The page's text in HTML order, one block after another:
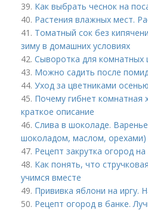
39. Как выбрать чеснок на
40. Растения влажных мест.
41. Томатный сок без
зиму в домашних условиях
42. Сыворотка для комнатных
43. Можно садить после
44. Уход за цветниками
45. Почему гибнет комнатная
краткое описание
46. Слива в шоколаде.
шоколадом, маслом, орехами)
47. Рецепт закрутка огород
48. Как понять, что
учимся вместе
49. Прививка яблони на иргу.
50. Рецепт огород в банке.